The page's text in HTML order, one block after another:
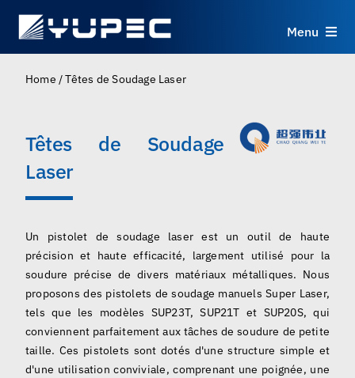
Menu
Produits
À propos
Contact
Français
Home /Têtes de Soudage Laser
Têtes de Soudage
Laser
Un pistolet de soudage laser est un outil de haute
précision et haute efficacité, largement utilisé pour la
soudure précise de divers matériaux métalliques. Nous
proposons des pistolets de soudage manuels Super Laser,
tels que les modèles SUP23T, SUP21T et SUP20S, qui
conviennent parfaitement aux tâches de soudure de petite
taille. Ces pistolets sont dotés d'une structure simple et
d'une utilisation conviviale, comprenant une poignée, une